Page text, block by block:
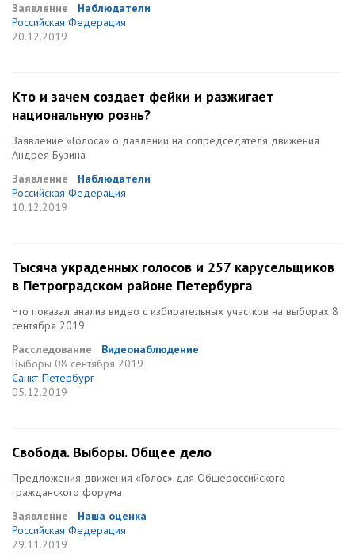
Заявление
Наблюдатели
Российская Федерация
20.12.2019
Кто и зачем создает фейки и разжигает
национальную рознь?
Заявление «Голоса» о давлении на сопредседателя движения
Андрея Бузина
Заявление
Наблюдатели
Российская Федерация
10.12.2019
Тысяча украденных голосов и 257 карусельщиков
в Петроградском районе Петербурга
Что показал анализ видео с избирательных участков на выборах 8
сентября 2019
Расследование
Видеонаблюдение
Выборы 08 сентября 2019
Санкт-Петербург
05.12.2019
Свобода. Выборы. Общее дело
Предложения движения «Голос» для Общероссийского
гражданского форума
Заявление
Наша оценка
Российская Федерация
29.11.2019